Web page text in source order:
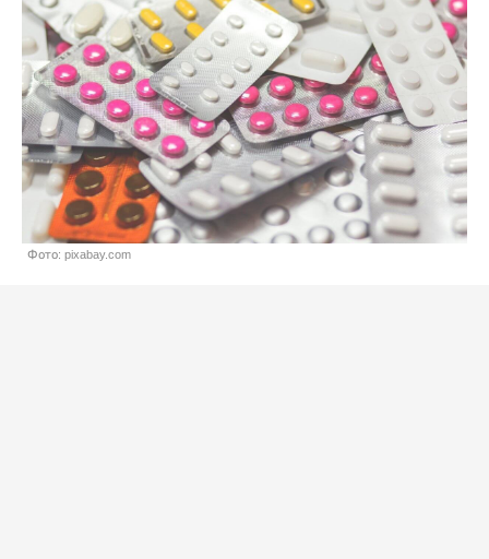
Фото: pixabay.com